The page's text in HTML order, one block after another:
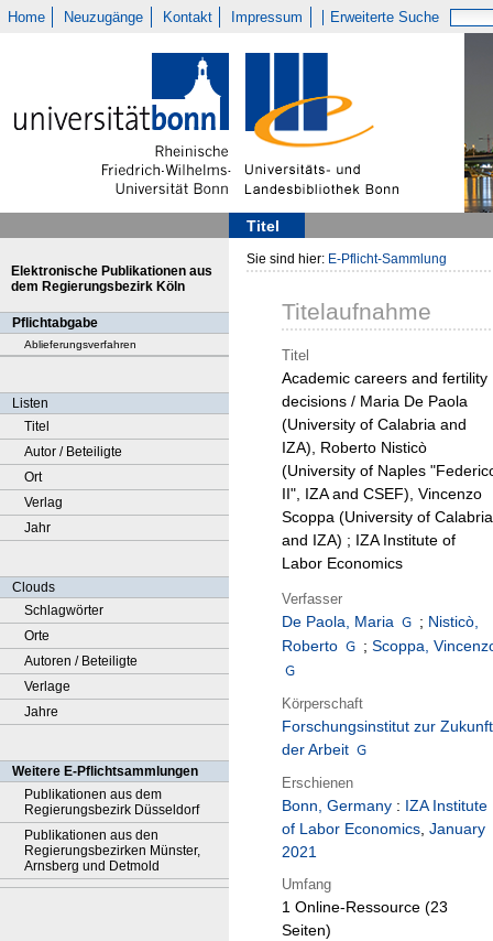
Home Neuzugänge Kontakt Impressum Erweiterte Suche
Titel
Elektronische Publikationen aus
dem Regierungsbezirk Köln
Pflichtabgabe
Ablieferungsverfahren
Listen
Titel
Autor / Beteiligte
Ort
Verlag
Jahr
Clouds
Schlagwörter
Orte
Autoren / Beteiligte
Verlage
Jahre
Weitere E-Pflichtsammlungen
Publikationen aus dem
Regierungsbezirk Düsseldorf
Publikationen aus den
Regierungsbezirken Münster,
Arnsberg und Detmold
Sie sind hier: E-Pflicht-Sammlung
Titelaufnahme
Titel
Academic careers and fertility
decisions / Maria De Paola
(University of Calabria and
IZA), Roberto Nisticò
(University of Naples
II", IZA and CSEF), Vincenzo
Scoppa (University of Calabria
and IZA) ; IZA Institute of
Labor Economics
Verfasser
De Paola, Maria ; Nisticò,
Roberto
; Scoppa,
Körperschaft
Forschungsinstitut zur Zukunft
der Arbeit
Erschienen
Bonn, Germany : IZA Institute
of Labor Economics, January
2021
Umfang
1 Online-Ressource (23
Seiten)